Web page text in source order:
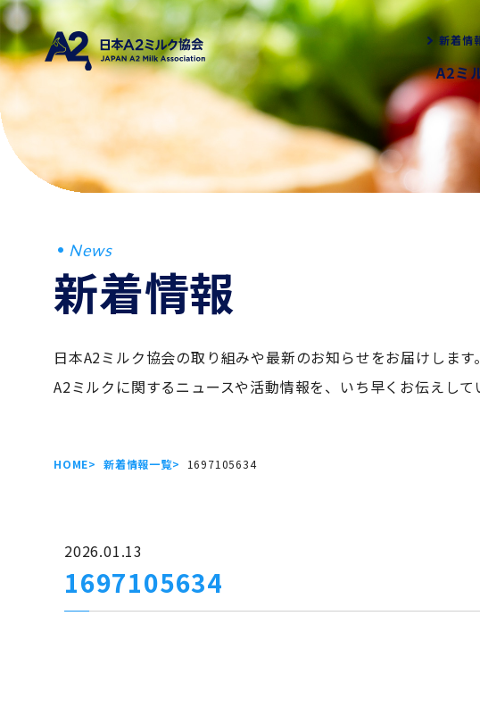
新着情
A2ミ
News
新着情報
日本A2ミルク協会の取り組みや最新のお知らせをお届けします。
A2ミルクに関するニュースや活動情報を、いち早くお伝えして
HOME 新着情報一覧 1697105634
2026.01.13
1697105634